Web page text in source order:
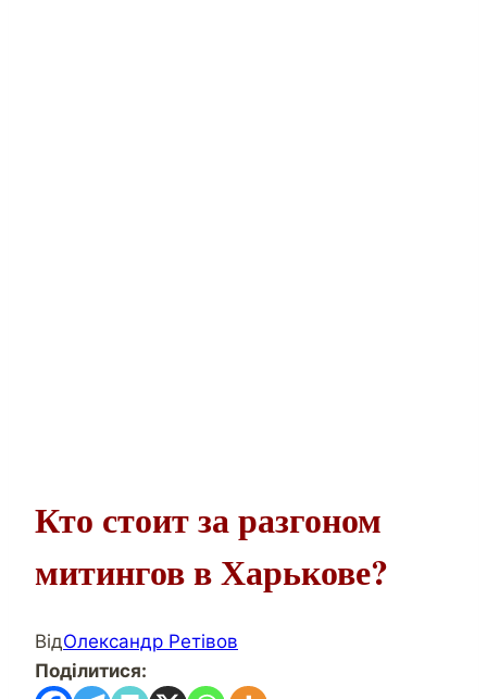
Кто стоит за разгоном
митингов в Харькове?
ВідОлександр Ретівов
Поділитися: